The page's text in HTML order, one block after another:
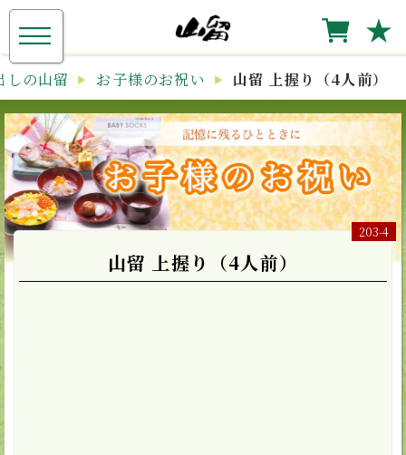
★
しの山留 お子様のお祝い 山留 上握り（4人前）
山留 上握り（4人前）
203-4
≡